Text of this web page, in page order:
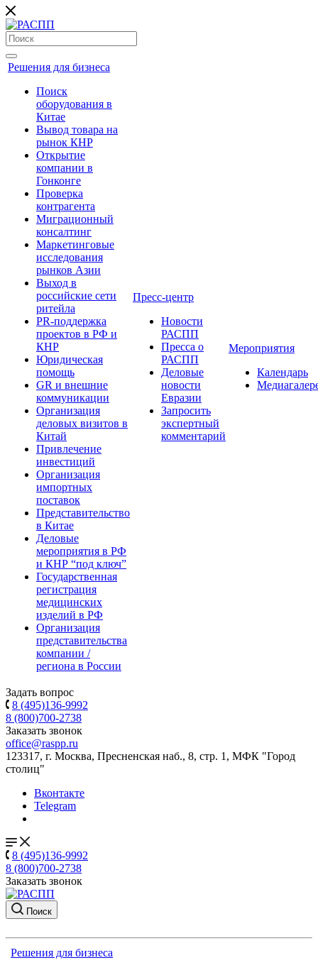
Решения для бизнеса
Поиск
оборудования в
Китае
Вывод товара на
рынок КНР
Открытие
компании в
Гонконге
Проверка
контрагента
Миграционный
консалтинг
Маркетинговые
исследования
рынков Азии
Выход в
российские сети
ритейла
PR-поддержка
проектов в РФ и
КНР
Юридическая
помощь
GR и внешние
коммуникации
Организация
деловых визитов в
Китай
Привлечение
инвестиций
Организация
импортных
поставок
Представительство
в Китае
Деловые
мероприятия в РФ
и КНР “под ключ”
Государственная
регистрация
медицинских
изделий в РФ
Организация
представительства
компании /
региона в России
Пресс-центр
Новости
РАСПП
Пресса о
РАСПП
Деловые
новости
Евразии
Запросить
экспертный
комментарий
Мероприятия
Календарь
Задать вопрос
8 (495)136-9992
8 (800)700-2738
Заказать звонок
office@raspp.ru
123317, г. Москва, Пресненская наб., 8, стр. 1, МФК "Город
столиц"
Вконтакте
Telegram
8 (495)136-9992
8 (800)700-2738
Заказать звонок
Поиск
Решения для бизнеса